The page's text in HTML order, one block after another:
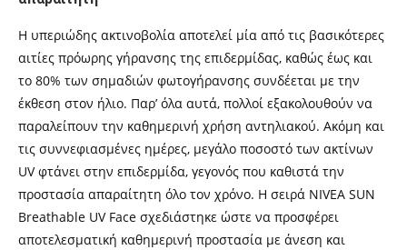
Η υπεριώδης ακτινοβολία αποτελεί μία από τις βασικότερες
αιτίες πρόωρης γήρανσης της επιδερμίδας, καθώς έως και
το 80% των σημαδιών φωτογήρανσης συνδέεται με την
έκθεση στον ήλιο. Παρ’ όλα αυτά, πολλοί εξακολουθούν να
παραλείπουν την καθημερινή χρήση αντηλιακού. Ακόμη και
τις συννεφιασμένες ημέρες, μεγάλο ποσοστό των ακτίνων
UV φτάνει στην επιδερμίδα, γεγονός που καθιστά την
προστασία απαραίτητη όλο τον χρόνο. Η σειρά NIVEA SUN
Breathable UV Face σχεδιάστηκε ώστε να προσφέρει
αποτελεσματική καθημερινή προστασία με άνεση και